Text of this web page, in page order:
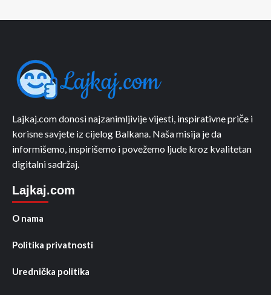
Lajkaj.com donosi najzanimljivije vijesti, inspirativne priče i
korisne savjete iz cijelog Balkana. Naša misija je da
informišemo, inspirišemo i povežemo ljude kroz kvalitetan
digitalni sadržaj.
Lajkaj.com
O nama
Politika privatnosti
Urednička politika